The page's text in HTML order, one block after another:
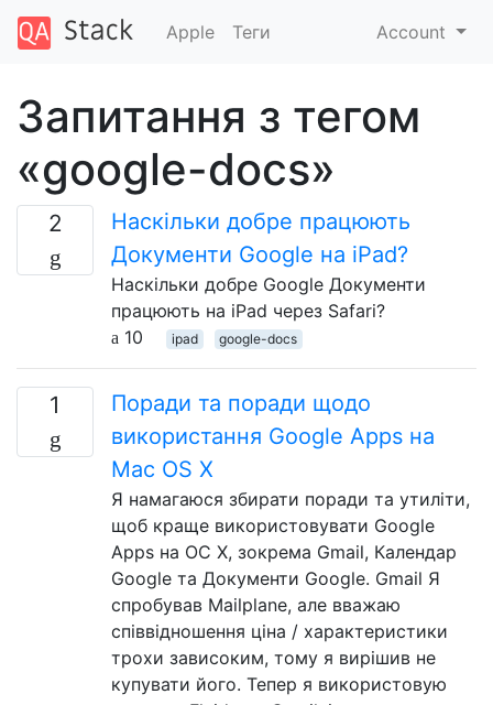
Apple Теги Account
Запитання з тегом
«google-docs»
2
Наскільки добре працюють
Документи Google на iPad?
Наскільки добре Google Документи
працюють на iPad через Safari?
10
ipad google-docs
1
Поради та поради щодо
використання Google Apps на
Mac OS X
Я намагаюся збирати поради та утиліти,
щоб краще використовувати Google
Apps на ОС X, зокрема Gmail, Календар
Google та Документи Google. Gmail Я
спробував Mailplane, але вважаю
співвідношення ціна / характеристики
трохи зависоким, тому я вирішив не
купувати його. Тепер я використовую